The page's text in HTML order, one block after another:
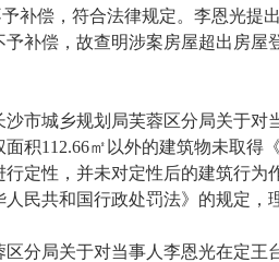
补偿，符合法律规定。李恩光提
补偿，故查明涉案房屋超出房屋
城乡规划局芙蓉区分局关于对
积112.66㎡以外的建筑物未取得
定性，并未对定性后的建筑行为
民共和国行政处罚法》的规定，
局关于对当事人李恩光在定王